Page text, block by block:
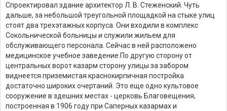
Спроектировал здание архитектор Л. В. Стеженский. Чуть
дальше, за небольшой треугольной площадкой на стыке улиц
стоят два трехэтажных корпуса. Они входили в комплекс
Сокольнической больницы и служили жильем для
обслуживающего персонала. Сейчас в ней расположено
медицинское учебное заведение. По другую сторону от
центральных ворот казарм сторону улицы за забором
виднеется приземистая краснокирпичная постройка
достаточно широких очертаний. Это еще одно культовое
сооружение в здешних местах - церковь Благовещения,
построенная в 1906 году при Саперных казармах и